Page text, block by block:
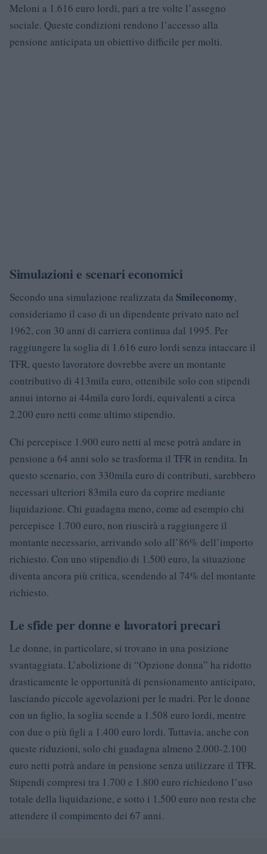
Meloni a 1.616 euro lordi, pari a tre volte l’assegno
sociale. Queste condizioni rendono l’accesso alla
pensione anticipata un obiettivo difficile per molti.
Simulazioni e scenari economici
Secondo una simulazione realizzata da Smileconomy,
consideriamo il caso di un dipendente privato nato nel
1962, con 30 anni di carriera continua dal 1995. Per
raggiungere la soglia di 1.616 euro lordi senza intaccare il
TFR, questo lavoratore dovrebbe avere un montante
contributivo di 413mila euro, ottenibile solo con stipendi
annui intorno ai 44mila euro lordi, equivalenti a circa
2.200 euro netti come ultimo stipendio.
Chi percepisce 1.900 euro netti al mese potrà andare in
pensione a 64 anni solo se trasforma il TFR in rendita. In
questo scenario, con 330mila euro di contributi, sarebbero
necessari ulteriori 83mila euro da coprire mediante
liquidazione. Chi guadagna meno, come ad esempio chi
percepisce 1.700 euro, non riuscirà a raggiungere il
montante necessario, arrivando solo all’86% dell’importo
richiesto. Con uno stipendio di 1.500 euro, la situazione
diventa ancora più critica, scendendo al 74% del montante
richiesto.
Le sfide per donne e lavoratori precari
Le donne, in particolare, si trovano in una posizione
svantaggiata. L’abolizione di “Opzione donna” ha ridotto
drasticamente le opportunità di pensionamento anticipato,
lasciando piccole agevolazioni per le madri. Per le donne
con un figlio, la soglia scende a 1.508 euro lordi, mentre
con due o più figli a 1.400 euro lordi. Tuttavia, anche con
queste riduzioni, solo chi guadagna almeno 2.000-2.100
euro netti potrà andare in pensione senza utilizzare il TFR.
Stipendi compresi tra 1.700 e 1.800 euro richiedono l’uso
totale della liquidazione, e sotto i 1.500 euro non resta che
attendere il compimento dei 67 anni.